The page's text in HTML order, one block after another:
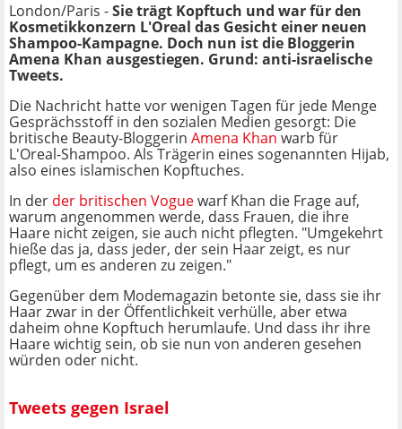
London/Paris -Sie trägt Kopftuch und war für den
Kosmetikkonzern L'Oreal das Gesicht einer neuen
Shampoo-Kampagne. Doch nun ist die Bloggerin
Amena Khan ausgestiegen. Grund: anti-israelische
Tweets.
Die Nachricht hatte vor wenigen Tagen für jede Menge
Gesprächsstoff in den sozialen Medien gesorgt: Die
britische Beauty-Bloggerin Amena Khan warb für
L'Oreal-Shampoo. Als Trägerin eines sogenannten Hijab,
also eines islamischen Kopftuches.
In der der britischen Voguewarf Khan die Frage auf,
warum angenommen werde, dass Frauen, die ihre
Haare nicht zeigen, sie auch nicht pflegten. "Umgekehrt
hieße das ja, dass jeder, der sein Haar zeigt, es nur
pflegt, um es anderen zu zeigen."
Gegenüber dem Modemagazin betonte sie, dass sie ihr
Haar zwar in der Öffentlichkeit verhülle, aber etwa
daheim ohne Kopftuch herumlaufe. Und dass ihr ihre
Haare wichtig sein, ob sie nun von anderen gesehen
würden oder nicht.
Tweets gegen Israel